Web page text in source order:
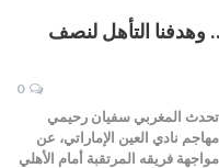
وهدفنا التأهل لنصف
0
تحدث المغربي سفيان رحيمي
مهاجم نادي العين الإماراتي، عن
مواجهة فريقه المرتقبة أمام الأهلي